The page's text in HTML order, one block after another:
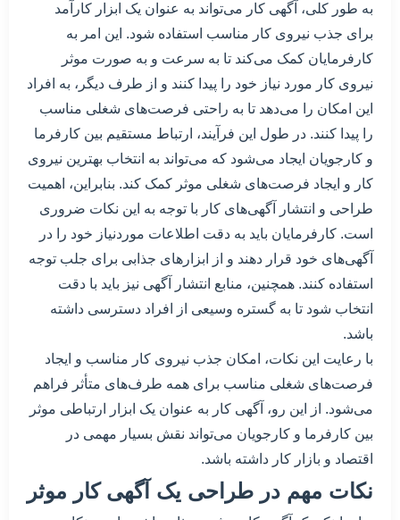
به طور کلی، آگهی کار می‌تواند به عنوان یک ابزار کارآمد
برای جذب نیروی کار مناسب استفاده شود. این امر به
کارفرمایان کمک می‌کند تا به سرعت و به صورت موثر
نیروی کار مورد نیاز خود را پیدا کنند و از طرف دیگر، به افراد
این امکان را می‌دهد تا به راحتی فرصت‌های شغلی مناسب
را پیدا کنند. در طول این فرآیند، ارتباط مستقیم بین کارفرما
و کارجویان ایجاد می‌شود که می‌تواند به انتخاب بهترین نیروی
کار و ایجاد فرصت‌های شغلی موثر کمک کند. بنابراین، اهمیت
طراحی و انتشار آگهی‌های کار با توجه به این نکات ضروری
است. کارفرمایان باید به دقت اطلاعات موردنیاز خود را در
آگهی‌های خود قرار دهند و از ابزارهای جذابی برای جلب توجه
استفاده کنند. همچنین، منابع انتشار آگهی نیز باید با دقت
انتخاب شود تا به گستره وسیعی از افراد دسترسی داشته
باشد.
با رعایت این نکات، امکان جذب نیروی کار مناسب و ایجاد
فرصت‌های شغلی مناسب برای همه طرف‌های متأثر فراهم
می‌شود. از این رو، آگهی کار به عنوان یک ابزار ارتباطی موثر
بین کارفرما و کارجویان می‌تواند نقش بسیار مهمی در
اقتصاد و بازار کار داشته باشد.
نکات مهم در طراحی یک آگهی کار موثر